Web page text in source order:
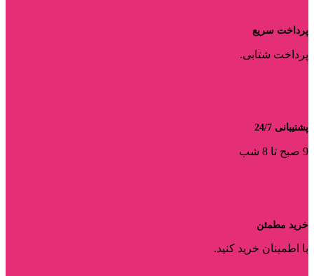
پرداخت سریع
پرداخت شتابی.
پشتیبانی 24/7
9 صبح تا 8 شب
خرید مطمئن
با اطمینان خرید کنید.